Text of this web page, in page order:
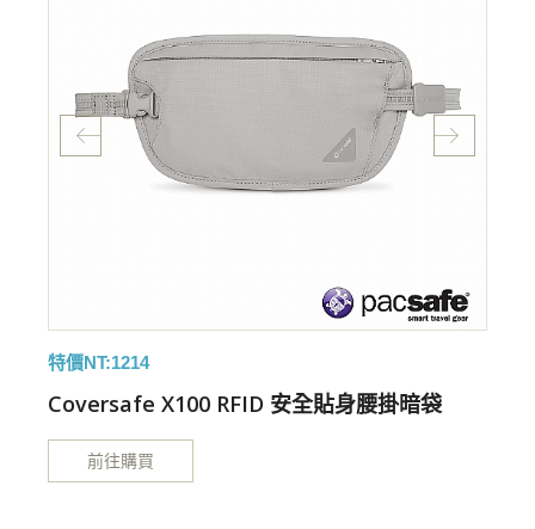
特價NT:1214
Coversafe X100 RFID 安全貼身腰掛暗袋
前往購買